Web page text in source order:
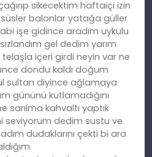
sikecektim haftaiçi izin
balonlar yatağa güller
işe gidince aradım uykulu
gel dedim yarım
içeri girdi neyin var ne
dondu kaldı doğum
sultan diyince ağlamaya
gününü kutlamadığını
sarılma kahvaltı yaptık
seviyorum dedim sustu ve
dudaklarını çekti bi ara